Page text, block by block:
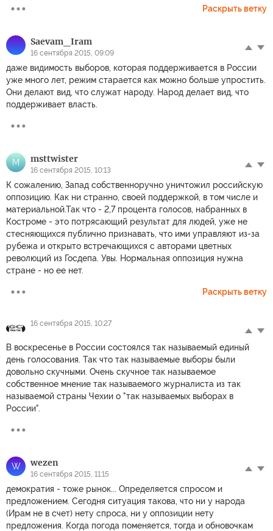
Раскрыть ветку
Sаevam_Iram
16 сентября 2015, 09:09
даже видимость выборов, которая поддерживается в России
уже много лет, режим старается как можно больше упростить.
Они делают вид, что служат народу. Народ делает вид, что
поддерживает власть.
M msttwister
16 сентября 2015, 10:13
К сожалению, Запад собственноручно уничтожил российскую
оппозицию. Как ни странно, своей поддержкой, в том числе и
материальной.Так что - 2,7 процента голосов, набранных в
Костроме - это потрясающий результат для людей, уже не
стесняющихся публично признавать, что ими управляют из-за
рубежа и открыто встречающихся с авторами цветных
революций из Госдепа. Увы. Нормальная оппозиция нужна
стране - но ее нет.
Раскрыть ветку
16 сентября 2015, 10:27
В воскресенье в России состоялся так называемый единый
день голосования. Так что так называемые выборы были
довольно скучными. Очень скучное так называемое
собственное мнение так называемого журналиста из так
называемой страны Чехии о "так называемых выборах в
России".
W wezen
16 сентября 2015, 11:15
демократия - тоже рынок... Определяется спросом и
предложением. Сегодня ситуация такова, что ни у народа
(Ирам не в счет) нету спроса, ни у оппозиции нету
предложения. Когда погода поменяется, тогда и обновочкам